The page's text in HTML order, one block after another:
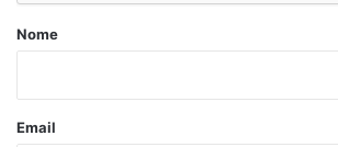
Nome
Email